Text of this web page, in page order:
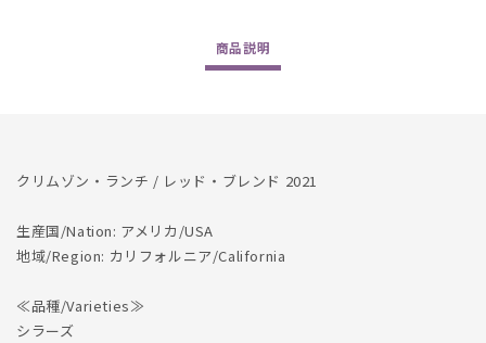
す
す
商品説明
クリムゾン・ランチ / レッド・ブレンド 2021
生産国/Nation: アメリカ/USA
地域/Region: カリフォルニア/California
≪品種/Varieties≫
シラーズ